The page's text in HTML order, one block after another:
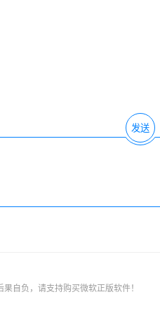
发送
自负，请支持购买微软正版软件！